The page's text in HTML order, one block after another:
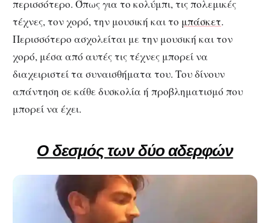
περισσότερο. Όπως για το κολύμπι, τις πολεμικές
τέχνες, τον χορό, την μουσική και το μπάσκετ.
Περισσότερο ασχολείται με την μουσική και τον
χορό, μέσα από αυτές τις τέχνες μπορεί να
διαχειριστεί τα συναισθήματα του. Του δίνουν
απάντηση σε κάθε δυσκολία ή προβληματισμό που
μπορεί να έχει.
Ο δεσμός των δύο αδερφών